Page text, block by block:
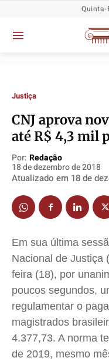
Política
Socioeconômicas
Justiça
Segurança
Meio Ambiente
Saúde
Direitos
Economia
Cultura
Política
Socioeconômicas
Justiça
Segurança
Meio Ambiente
Saúde
Direitos
Economia
Cultura
Política
Socioeconômicas
Justiça
Segurança
Meio Ambiente
Saúde
Direitos
Economia
Cultura
Política
Socioeconômicas
Justiça
Segurança
Meio Ambiente
Saúde
Direitos
Economia
Cultura
Justiça
CNJ aprova
até R$ 4,3 mil
Por: Redação
18 de dezembro de 2018
Atualizado em 18 de
Em sua última
Nacional de Justiça
feira (18), por
poucos segundos,
regulamentar o
magistrados
4.377,73. A norma
de 2019, mesmo